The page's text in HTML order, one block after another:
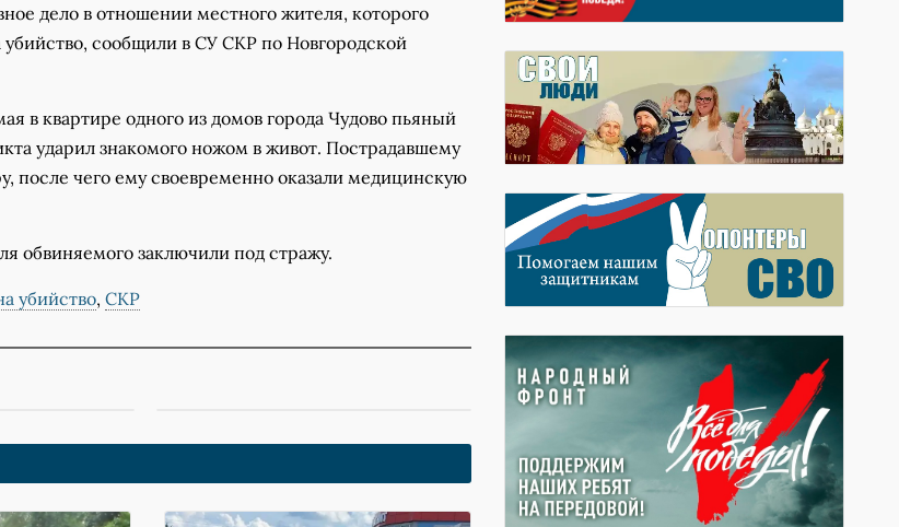
дело в отношении местного жителя, которого
сообщили в СУ СКР по Новгородской
в квартире одного из домов города Чудово пьяный
ударил знакомого ножом в живот. Пострадавшему
после чего ему своевременно оказали медицинскую
обвиняемого заключили под стражу.
убийство, СКР